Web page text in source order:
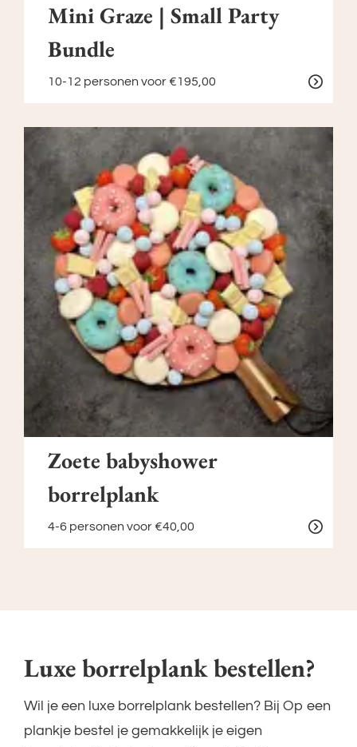
Mini Graze | Small Party
Bundle
10-12 personen voor €195,00
Zoete babyshower
borrelplank
4-6 personen voor €40,00
Luxe borrelplank bestellen?
Wil je een luxe borrelplank bestellen? Bij Op een
plankje bestel je gemakkelijk je eigen